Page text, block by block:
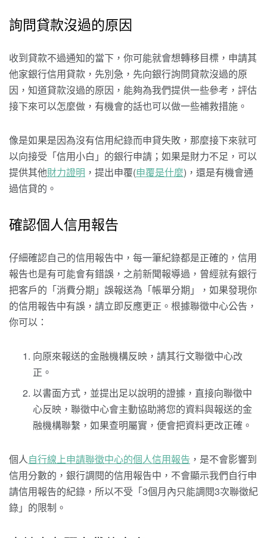
詢問貸款沒過的原因
收到貸款不過通知的當下，你可能就會想轉移目標，申請其
他家銀行信用貸款，先別急，先向銀行詢問貸款沒過的原
因，知道貸款沒過的原因，能夠為我們提供一些參考，評估
接下來可以怎麼做，有機會的話也可以做一些補救措施。
像是如果是因為沒有信用紀錄而申貸失敗，那麼接下來就可
以向接受「信用小白」的銀行申請；如果是財力不足，可以
提供其他財力證明 ，提出申覆(申覆是什麼)，還是有機會通
過信貸的。
確認個人信用報告
仔細確認自己的信用報告中，每一筆紀錄都是正確的，信用
報告也是有可能會有錯誤，之前新聞報導過，曾經就有銀行
把客戶的「消費分期」誤報送為「帳單分期」，如果發現你
的信用報告中有誤，請立即反應更正。根據聯徵中心公告，
你可以：
向原來報送的金融機構反映，請其行文聯徵中心改
正。
以書面方式，並提出足以說明的證據，直接向聯徵中
心反映，聯徵中心會主動協助將您的資料與報送的金
融機構聯繫，如果查明屬實，便會把資料更改正確。
個人自行線上申請聯徵中心的個人信用報告 ，是不會影響到
信用分數的，銀行調閱的信用報告中，不會顯示我們自行申
請信用報告的紀錄，所以不受「3個月內只能調閱3次聯徵紀
錄」的限制。